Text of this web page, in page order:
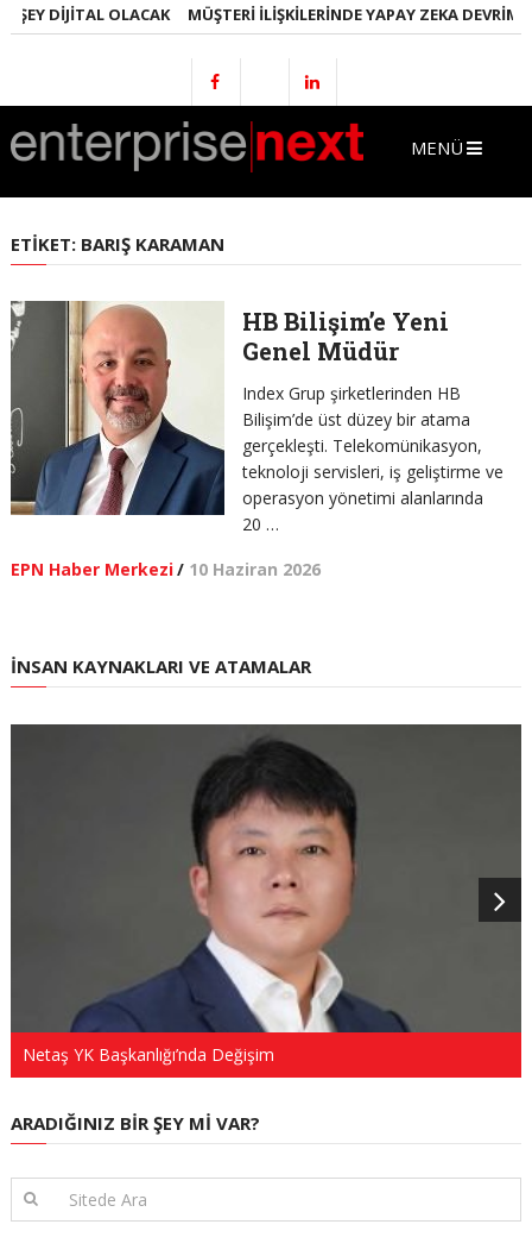
ŞEY DIJITAL OLACAK MÜŞTERI İLIŞKILERINDE YAPAY ZEKA DEVRIMI
MENÜ
ETIKET: BARIŞ KARAMAN
HB Bilişim’e Yeni
Genel Müdür
Index Grup şirketlerinden HB
Bilişim’de üst düzey bir atama
gerçekleşti. Telekomünikasyon,
teknoloji servisleri, iş geliştirme ve
operasyon yönetimi alanlarında
20 …
EPN Haber Merkezi/ 10 Haziran 2026
İNSAN KAYNAKLARI VE ATAMALAR
Netaş YK Başkanlığı’nda Değişim
ARADIĞINIZ BIR ŞEY MI VAR?